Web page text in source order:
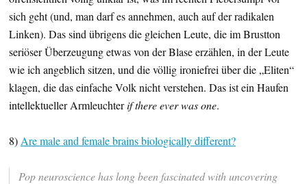
sich geht (und, man darf es annehmen, auch auf der radikalen
Linken). Das sind übrigens die gleichen Leute, die im Brustton
seriöser Überzeugung etwas von der Blase erzählen, in der Leute
wie ich angeblich sitzen, und die völlig ironiefrei über die „Eliten“
klagen, die das einfache Volk nicht verstehen. Das ist ein Haufen
intellektueller Armleuchterif there ever was one.
8) Are male and female brains biologically different?
Pop neuroscience has long been fascinated with uncovering